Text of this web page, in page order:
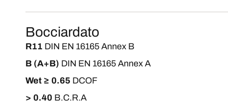
Bocciardato
R11 DIN EN 16165 Annex B
B (A+B) DIN EN 16165 Annex A
Wet ≥ 0.65 DCOF
> 0.40 B.C.R.A